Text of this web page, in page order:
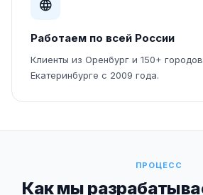
Работаем по всей России
Клиенты из Оренбург и 150+
Екатеринбурге с 2009 года.
ПРОЦЕСС
Как мы